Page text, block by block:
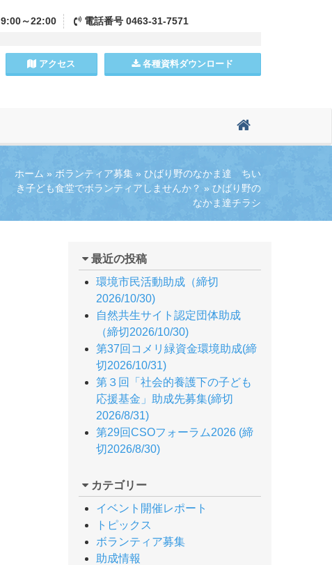
9:00～22:00 電話番号0463-31-7571
アクセス 各種資料ダウンロード
ホーム » ボランティア募集 » ひばり野のなかま達 ちい
き子ども食堂でボランティアしませんか？ » ひばり野の
なかま達チラシ
最近の投稿
環境市民活動助成（締切
2026/10/30)
自然共生サイト認定団体助成
（締切2026/10/30)
第37回コメリ緑資金環境助成(締
切2026/10/31)
第３回「社会的養護下の子ども
応援基金」助成先募集(締切
2026/8/31)
第29回CSOフォーラム2026 (締
切2026/8/30)
カテゴリー
イベント開催レポート
トピックス
ボランティア募集
助成情報